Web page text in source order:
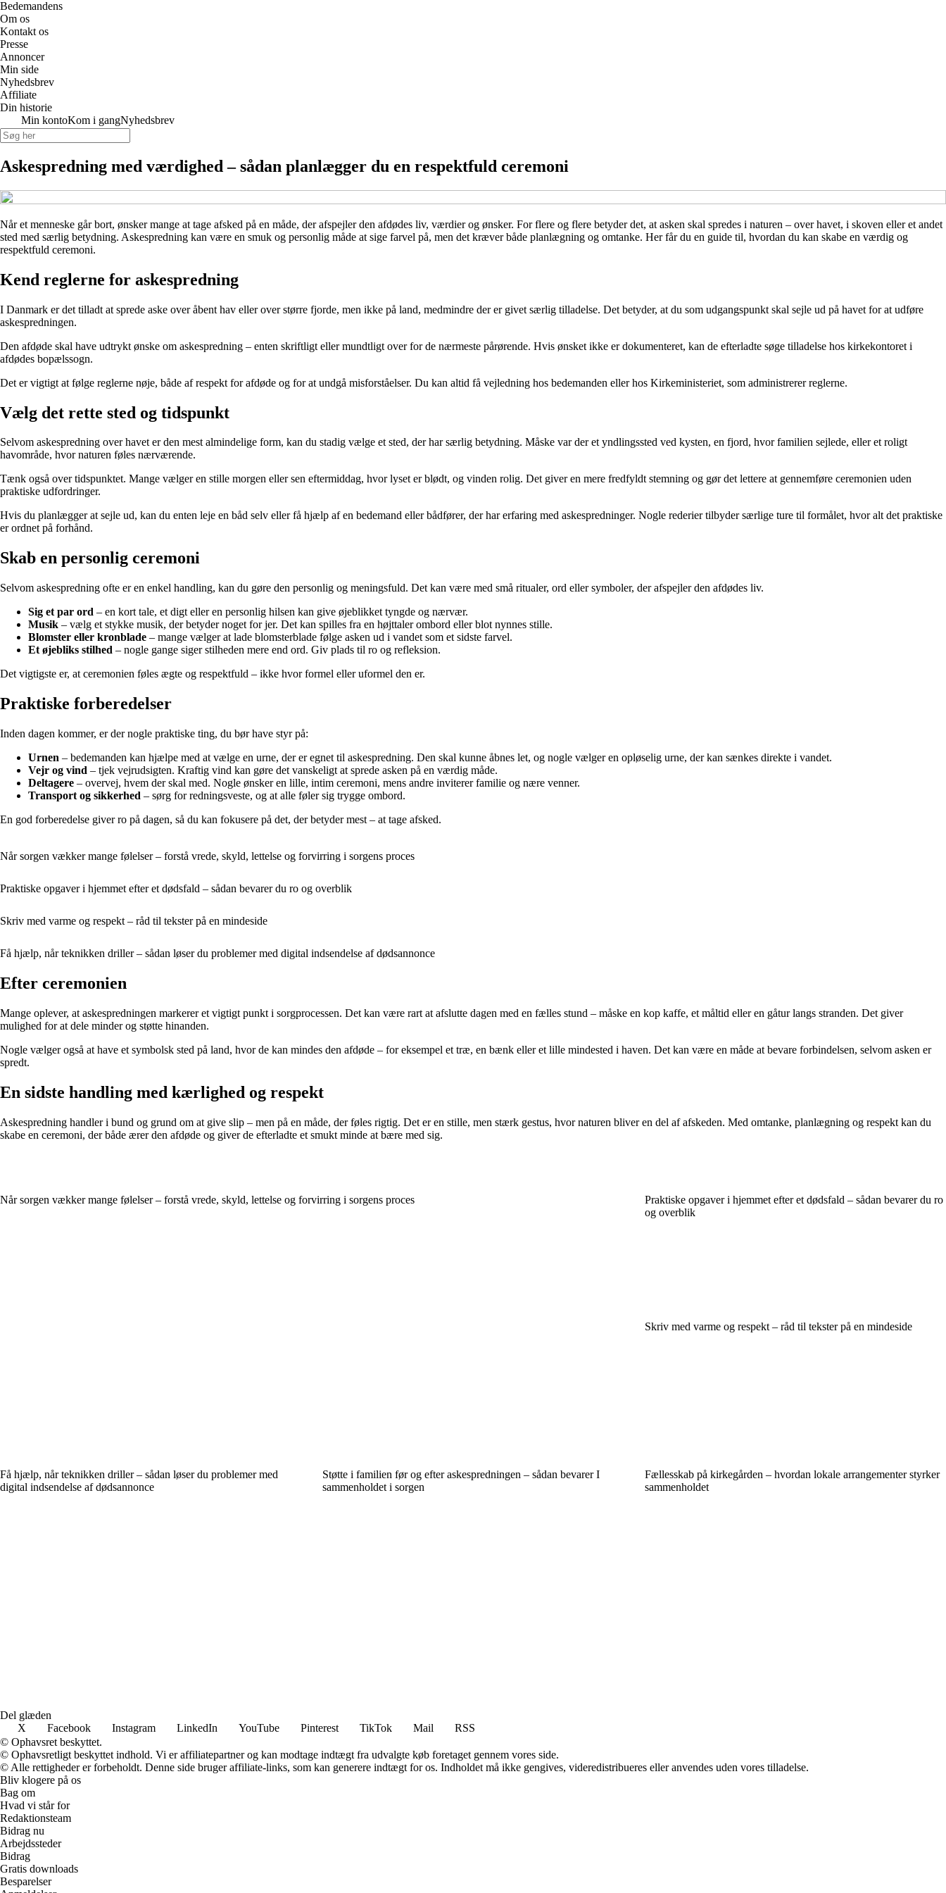
Bedemandens
Om os
Kontakt os
Presse
Annoncer
Min side
Nyhedsbrev
Affiliate
Din historie
Min kontoKom i gangNyhedsbrev
Askespredning med værdighed – sådan planlægger du en respektfuld ceremoni
Når et menneske går bort, ønsker mange at tage afsked på en måde, der afspejler den afdødes liv, værdier og ønsker. For flere og flere betyder det, at asken skal spredes i naturen – over havet, i skoven eller et andet
sted med særlig betydning. Askespredning kan være en smuk og personlig måde at sige farvel på, men det kræver både planlægning og omtanke. Her får du en guide til, hvordan du kan skabe en værdig og
respektfuld ceremoni.
Kend reglerne for askespredning
I Danmark er det tilladt at sprede aske over åbent hav eller over større fjorde, men ikke på land, medmindre der er givet særlig tilladelse. Det betyder, at du som udgangspunkt skal sejle ud på havet for at udføre
askespredningen.
Den afdøde skal have udtrykt ønske om askespredning – enten skriftligt eller mundtligt over for de nærmeste pårørende. Hvis ønsket ikke er dokumenteret, kan de efterladte søge tilladelse hos kirkekontoret i
afdødes bopælssogn.
Det er vigtigt at følge reglerne nøje, både af respekt for afdøde og for at undgå misforståelser. Du kan altid få vejledning hos bedemanden eller hos Kirkeministeriet, som administrerer reglerne.
Vælg det rette sted og tidspunkt
Selvom askespredning over havet er den mest almindelige form, kan du stadig vælge et sted, der har særlig betydning. Måske var der et yndlingssted ved kysten, en fjord, hvor familien sejlede, eller et roligt
havområde, hvor naturen føles nærværende.
Tænk også over tidspunktet. Mange vælger en stille morgen eller sen eftermiddag, hvor lyset er blødt, og vinden rolig. Det giver en mere fredfyldt stemning og gør det lettere at gennemføre ceremonien uden
praktiske udfordringer.
Hvis du planlægger at sejle ud, kan du enten leje en båd selv eller få hjælp af en bedemand eller bådfører, der har erfaring med askespredninger. Nogle rederier tilbyder særlige ture til formålet, hvor alt det praktiske
er ordnet på forhånd.
Skab en personlig ceremoni
Selvom askespredning ofte er en enkel handling, kan du gøre den personlig og meningsfuld. Det kan være med små ritualer, ord eller symboler, der afspejler den afdødes liv.
Sig et par ord – en kort tale, et digt eller en personlig hilsen kan give øjeblikket tyngde og nærvær.
Musik – vælg et stykke musik, der betyder noget for jer. Det kan spilles fra en højttaler ombord eller blot nynnes stille.
Blomster eller kronblade – mange vælger at lade blomsterblade følge asken ud i vandet som et sidste farvel.
Et øjebliks stilhed – nogle gange siger stilheden mere end ord. Giv plads til ro og refleksion.
Det vigtigste er, at ceremonien føles ægte og respektfuld – ikke hvor formel eller uformel den er.
Praktiske forberedelser
Inden dagen kommer, er der nogle praktiske ting, du bør have styr på:
Urnen – bedemanden kan hjælpe med at vælge en urne, der er egnet til askespredning. Den skal kunne åbnes let, og nogle vælger en opløselig urne, der kan sænkes direkte i vandet.
Vejr og vind – tjek vejrudsigten. Kraftig vind kan gøre det vanskeligt at sprede asken på en værdig måde.
Deltagere – overvej, hvem der skal med. Nogle ønsker en lille, intim ceremoni, mens andre inviterer familie og nære venner.
Transport og sikkerhed – sørg for redningsveste, og at alle føler sig trygge ombord.
En god forberedelse giver ro på dagen, så du kan fokusere på det, der betyder mest – at tage afsked.
Når sorgen vækker mange følelser – forstå vrede, skyld, lettelse og forvirring i sorgens proces
Praktiske opgaver i hjemmet efter et dødsfald – sådan bevarer du ro og overblik
Skriv med varme og respekt – råd til tekster på en mindeside
Få hjælp, når teknikken driller – sådan løser du problemer med digital indsendelse af dødsannonce
Efter ceremonien
Mange oplever, at askespredningen markerer et vigtigt punkt i sorgprocessen. Det kan være rart at afslutte dagen med en fælles stund – måske en kop kaffe, et måltid eller en gåtur langs stranden. Det giver
mulighed for at dele minder og støtte hinanden.
Nogle vælger også at have et symbolsk sted på land, hvor de kan mindes den afdøde – for eksempel et træ, en bænk eller et lille mindested i haven. Det kan være en måde at bevare forbindelsen, selvom asken er
spredt.
En sidste handling med kærlighed og respekt
Askespredning handler i bund og grund om at give slip – men på en måde, der føles rigtig. Det er en stille, men stærk gestus, hvor naturen bliver en del af afskeden. Med omtanke, planlægning og respekt kan du
skabe en ceremoni, der både ærer den afdøde og giver de efterladte et smukt minde at bære med sig.
Når sorgen vækker mange følelser – forstå vrede, skyld, lettelse og forvirring i sorgens proces
Praktiske opgaver i hjemmet efter et dødsfald – sådan bevarer du ro
og overblik
Skriv med varme og respekt – råd til tekster på en mindeside
Få hjælp, når teknikken driller – sådan løser du problemer med
digital indsendelse af dødsannonce
Støtte i familien før og efter askespredningen – sådan bevarer I
sammenholdet i sorgen
Fællesskab på kirkegården – hvordan lokale arrangementer styrker
sammenholdet
Del glæden
X
Facebook Instagram LinkedIn YouTube Pinterest TikTok Mail
RSS
© Ophavsret beskyttet.
© Ophavsretligt beskyttet indhold. Vi er affiliatepartner og kan modtage indtægt fra udvalgte køb foretaget gennem vores side.
© Alle rettigheder er forbeholdt. Denne side bruger affiliate-links, som kan generere indtægt for os. Indholdet må ikke gengives, videredistribueres eller anvendes uden vores tilladelse.
Bliv klogere på os
Bag om
Hvad vi står for
Redaktionsteam
Bidrag nu
Arbejdssteder
Bidrag
Gratis downloads
Besparelser